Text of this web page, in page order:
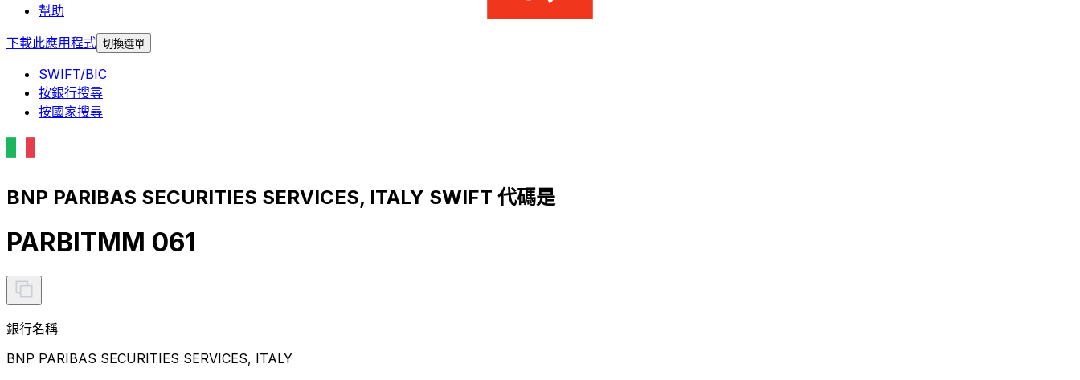
幫助
下載此應用程式 切換選單
SWIFT/BIC
按銀行搜尋
按國家搜尋
BNP PARIBAS SECURITIES SERVICES, ITALY SWIFT 代碼是
PARBITMM 061
銀行名稱
BNP PARIBAS SECURITIES SERVICES, ITALY